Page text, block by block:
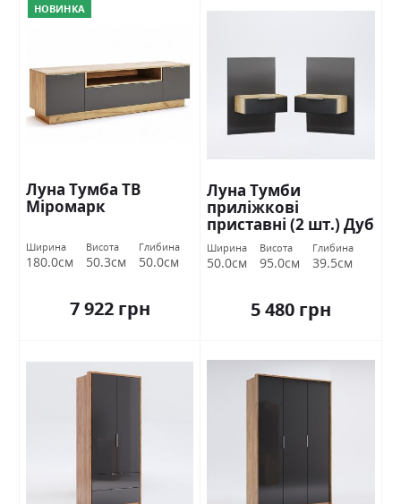
НОВИНКА
Луна Тумба ТВ
Міромарк
Ширина
180.0см
Висота
50.3см
Глибина
50.0см
7 922 грн
Луна Тумби
приліжкові
приставні (2 шт.) Дуб
крафт/земля
Міромарк
Ширина
50.0см
Висота
95.0см
Глибина
39.5см
5 480 грн